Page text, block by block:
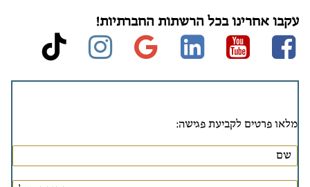
עקבו אחרינו בכל הרשתות החברתיות!
Facebook
Youtube
linkedin
google
מלאו פרטים לקביעת פגישה: